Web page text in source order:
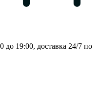
до 19:00, доставка 24/7 по